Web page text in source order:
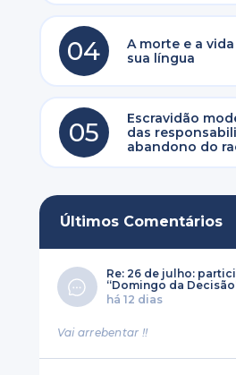
04
A morte e a
sua língua
05
Escravidão
das
abandono do
Últimos Comentários
Re: 26 de julho:
“Domingo da
há 12 dias
Vai arrebentar !!